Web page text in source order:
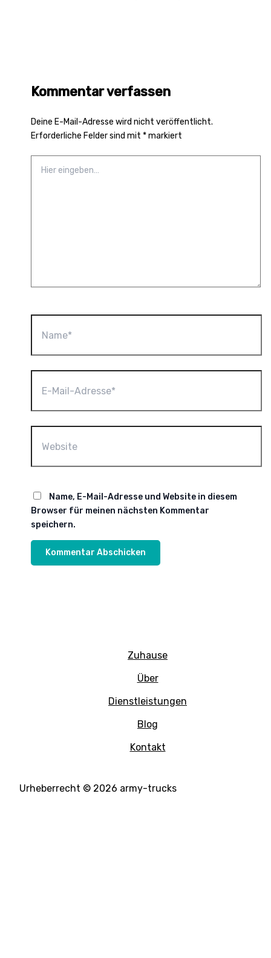
Kommentar verfassen
Deine E-Mail-Adresse wird nicht veröffentlicht.
Erforderliche Felder sind mit *markiert
eingeben…
Mail-
Name, E-Mail-Adresse und Website in diesem
Browser für meinen nächsten Kommentar
speichern.
Zuhause
Über
Dienstleistungen
Blog
Kontakt
Urheberrecht © 2026 army-trucks